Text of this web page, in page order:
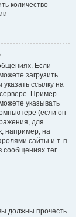
количество
Если
загрузить
ссылку на
Пример
указывать
(если он
для
например, на
сайты и т. п.
сообщениях тег
должны прочесть